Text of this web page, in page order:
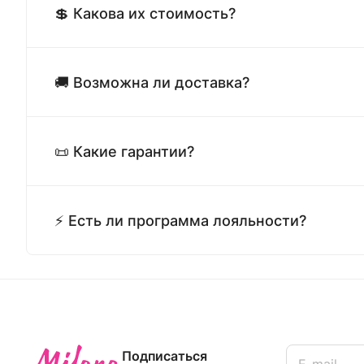
💲 Какова их стоимость?
🚚 Возможна ли доставка?
📜 Какие гарантии?
⚡ Есть ли программа лояльности?
Подписаться